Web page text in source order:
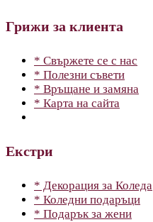
Грижи за клиента
* Свържете се с нас
* Полезни съвети
* Връщане и замяна
* Карта на сайта
Екстри
* Декорация за Коледа
* Коледни подаръци
* Подарък за жени